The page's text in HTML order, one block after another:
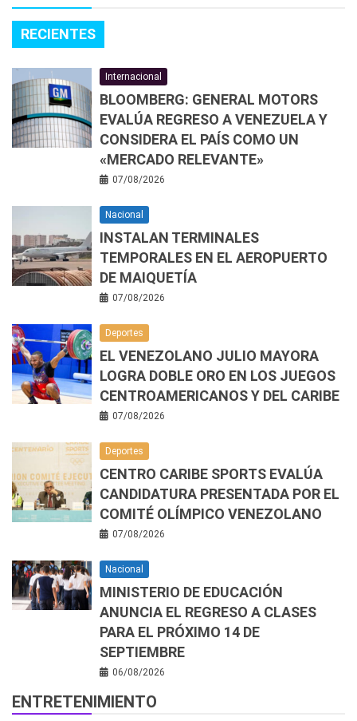
RECIENTES
Internacional
BLOOMBERG: GENERAL MOTORS
EVALÚA REGRESO A VENEZUELA Y
CONSIDERA EL PAÍS COMO UN
«MERCADO RELEVANTE»
07/08/2026
Nacional
INSTALAN TERMINALES
TEMPORALES EN EL AEROPUERTO
DE MAIQUETÍA
07/08/2026
Deportes
EL VENEZOLANO JULIO MAYORA
LOGRA DOBLE ORO EN LOS JUEGOS
CENTROAMERICANOS Y DEL CARIBE
07/08/2026
Deportes
CENTRO CARIBE SPORTS EVALÚA
CANDIDATURA PRESENTADA POR EL
COMITÉ OLÍMPICO VENEZOLANO
07/08/2026
Nacional
MINISTERIO DE EDUCACIÓN
ANUNCIA EL REGRESO A CLASES
PARA EL PRÓXIMO 14 DE
SEPTIEMBRE
06/08/2026
ENTRETENIMIENTO